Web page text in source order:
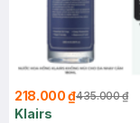
218.000 ₫435.000 ₫
Klairs